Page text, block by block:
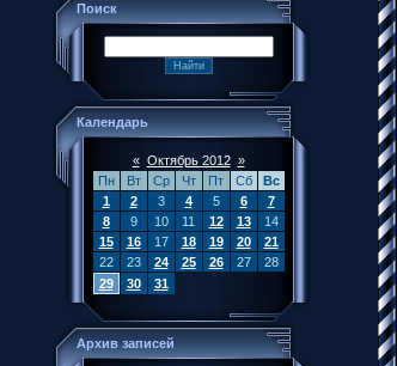
Поиск
Календарь
« Октябрь 2012 »
Пн
Вт Ср Чт Пт Сб
Вс
1
2 3 4 5 6
7
8
9 10 11 12 13
14
15
16 17 18 19 20
21
22
23 24 25 26 27
28
29
30 31
Архив записей